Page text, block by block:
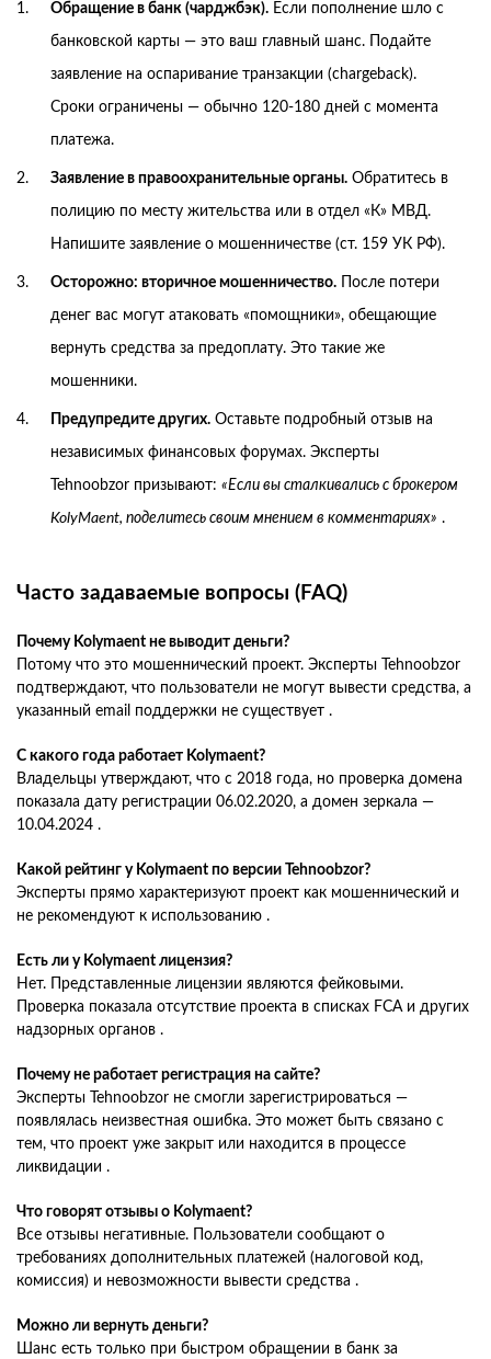
Обращение в банк (чарджбэк). Если пополнение шло с
банковской карты — это ваш главный шанс. Подайте
заявление на оспаривание транзакции (chargeback).
Сроки ограничены — обычно 120-180 дней с момента
платежа.
Заявление в правоохранительные органы. Обратитесь в
полицию по месту жительства или в отдел «К» МВД.
Напишите заявление о мошенничестве (ст. 159 УК РФ).
Осторожно: вторичное мошенничество. После потери
денег вас могут атаковать «помощники», обещающие
вернуть средства за предоплату. Это такие же
мошенники.
Предупредите других. Оставьте подробный отзыв на
независимых финансовых форумах. Эксперты
Tehnoobzor призывают: «Если вы сталкивались с брокером
KolyMaent, поделитесь своим мнением в комментариях» .
Часто задаваемые вопросы (FAQ)
Почему Kolymaent не выводит деньги?
Потому что это мошеннический проект. Эксперты Tehnoobzor
подтверждают, что пользователи не могут вывести средства, а
указанный email поддержки не существует .
С какого года работает Kolymaent?
Владельцы утверждают, что с 2018 года, но проверка домена
показала дату регистрации 06.02.2020, а домен зеркала —
10.04.2024 .
Какой рейтинг у Kolymaent по версии Tehnoobzor?
Эксперты прямо характеризуют проект как мошеннический и
не рекомендуют к использованию .
Есть ли у Kolymaent лицензия?
Нет. Представленные лицензии являются фейковыми.
Проверка показала отсутствие проекта в списках FCA и других
надзорных органов .
Почему не работает регистрация на сайте?
Эксперты Tehnoobzor не смогли зарегистрироваться —
появлялась неизвестная ошибка. Это может быть связано с
тем, что проект уже закрыт или находится в процессе
ликвидации .
Что говорят отзывы о Kolymaent?
Все отзывы негативные. Пользователи сообщают о
требованиях дополнительных платежей (налоговой код,
комиссия) и невозможности вывести средства .
Можно ли вернуть деньги?
Шанс есть только при быстром обращении в банк за